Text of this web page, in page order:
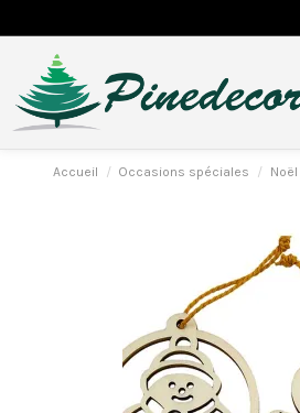
Accueil Occasions spéciales Noël